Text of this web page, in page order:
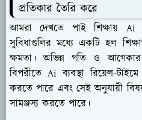
প্রতিকার তৈরি করে
আমরা দেখতে পাই শিক্ষায় Ai
সুবিধাগুলির মধ্যে একটি হল
ক্ষমতা। অভিন্ন গতি ও আগেকার
বিপরীতে Ai ব্যবস্থা রিয়েল-
করতে পারে এবং সেই অনুযায়ী
সামঞ্জস্য করতে পারে।